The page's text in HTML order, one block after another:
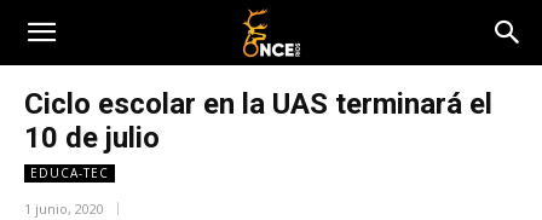
Ciclo escolar en la UAS terminará el
10 de julio
EDUCA-TEC
1 junio, 2020